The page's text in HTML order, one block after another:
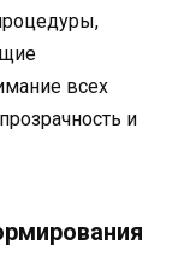
всех
и